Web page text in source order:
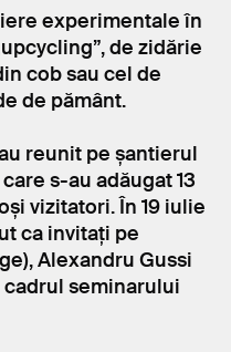
experimentale în
de zidărie
cob sau cel de
de pământ.
reunit pe șantierul
s-au adăugat 13
vizitatori. În 19 iulie
ca invitați pe
Alexandru Gussi
cadrul seminarului